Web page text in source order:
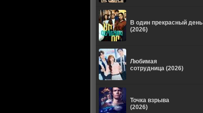
В один прекрасный день
(2026)
Любимая
сотрудница (2026)
Точка взрыва
(2026)